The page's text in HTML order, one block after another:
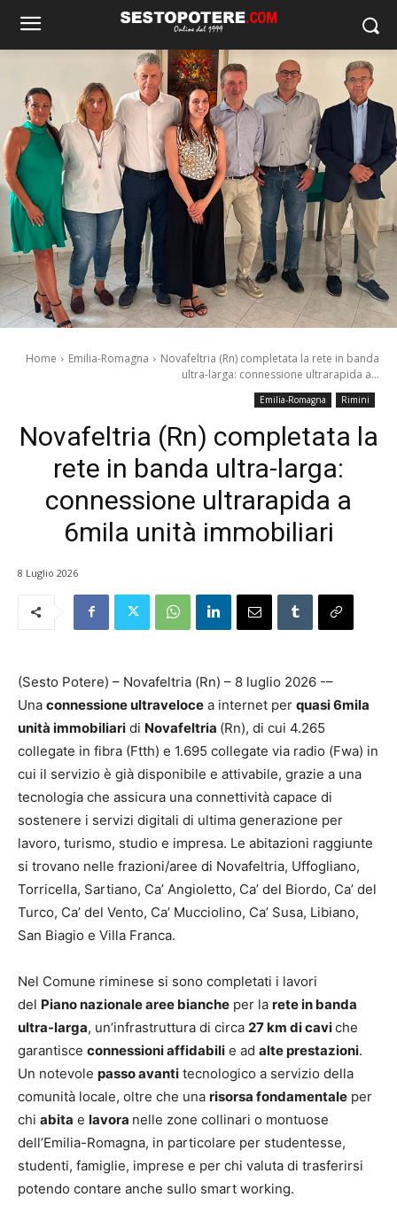
Home Emilia-Romagna
Novafeltria (Rn) completata la rete in banda
ultra-larga: connessione ultrarapida a...
Emilia-Romagna Rimini
Novafeltria (Rn) completata la
rete in banda ultra-larga:
connessione ultrarapida a
6mila unità immobiliari
8 Luglio 2026
(Sesto Potere) – Novafeltria (Rn) – 8 luglio 2026 -–
Una connessione ultraveloce a internet per quasi 6mila
unità immobiliari di Novafeltria (Rn), di cui 4.265
collegate in fibra (Ftth) e 1.695 collegate via radio (Fwa) in
cui il servizio è già disponibile e attivabile, grazie a una
tecnologia che assicura una connettività capace di
sostenere i servizi digitali di ultima generazione per
lavoro, turismo, studio e impresa. Le abitazioni raggiunte
si trovano nelle frazioni/aree di Novafeltria, Uffogliano,
Torricella, Sartiano, Ca’ Angioletto, Ca’ del Biordo, Ca’ del
Turco, Ca’ del Vento, Ca’ Mucciolino, Ca’ Susa, Libiano,
San Biagio e Villa Franca.
Nel Comune riminese si sono completati i lavori
del Piano nazionale aree bianche per la rete in banda
ultra-larga, un’infrastruttura di circa 27 km di caviche
garantisce connessioni affidabili e ad alte prestazioni.
Un notevole passo avanti tecnologico a servizio della
comunità locale, oltre che una risorsa fondamentale per
chi abita e lavora nelle zone collinari o montuose
dell’Emilia-Romagna, in particolare per studentesse,
studenti, famiglie, imprese e per chi valuta di trasferirsi
potendo contare anche sullo smart working.